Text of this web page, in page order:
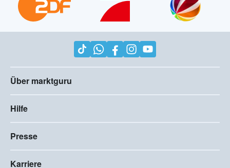
Über marktguru
Hilfe
Presse
Karriere